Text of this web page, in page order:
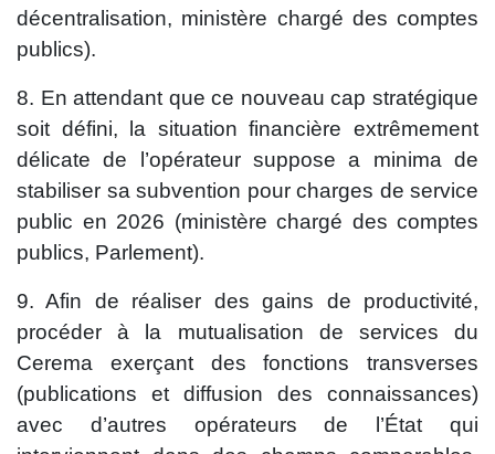
décentralisation, ministère chargé des comptes
publics).
8. En attendant que ce nouveau cap stratégique
soit défini, la situation financière extrêmement
délicate de l’opérateur suppose a minima de
stabiliser sa subvention pour charges de service
public en 2026 (ministère chargé des comptes
publics, Parlement).
9. Afin de réaliser des gains de productivité,
procéder à la mutualisation de services du
Cerema exerçant des fonctions transverses
(publications et diffusion des connaissances)
avec d’autres opérateurs de l’État qui